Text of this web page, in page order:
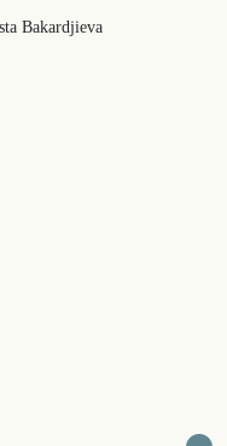
Bakardjieva